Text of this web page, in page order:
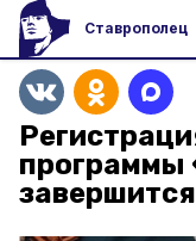
Ставрополец
программы